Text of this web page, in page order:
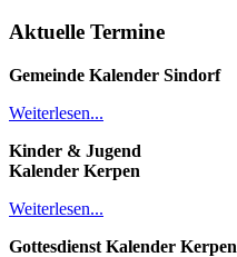
Aktuelle Termine
Gemeinde Kalender Sindorf
Weiterlesen...
Kinder & Jugend
Kalender Kerpen
Weiterlesen...
Gottesdienst Kalender Kerpen